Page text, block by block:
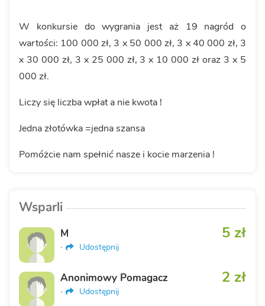
W konkursie do wygrania jest aż 19 nagród o
wartości: 100 000 zł, 3 x 50 000 zł, 3 x 40 000 zł, 3
x 30 000 zł, 3 x 25 000 zł, 3 x 10 000 zł oraz 3 x 5
000 zł.
Liczy się liczba wpłat a nie kwota !
Jedna złotówka =jedna szansa
Pomóżcie nam spełnić nasze i kocie marzenia !
Wsparli
5 zł
M
· Udostępnij
2 zł
Anonimowy Pomagacz
· Udostępnij